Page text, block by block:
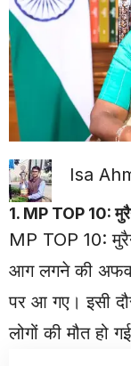
Isa
1. MP TOP 10:
MP TOP 10:
आग लगने की
पर आ गए। इसी
लोगों की मौत हो